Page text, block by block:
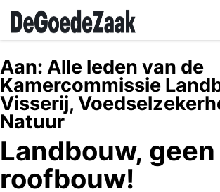
Skip
main
content
Aan: Alle leden van de
Kamercommissie
Visserij,
Natuur
Landbouw, geen
roofbouw!